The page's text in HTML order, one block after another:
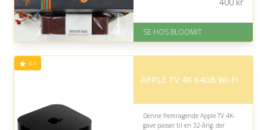
individuelle smag.
På lager
Levering: samme dag eller efter
på 4.4 ud af 5
SE HOS BLOOMIT
4.4
APPLE TV 4K 64GB WI-FI
Denne fremragende Apple TV 4K-
gave passer til en 32-årig, der